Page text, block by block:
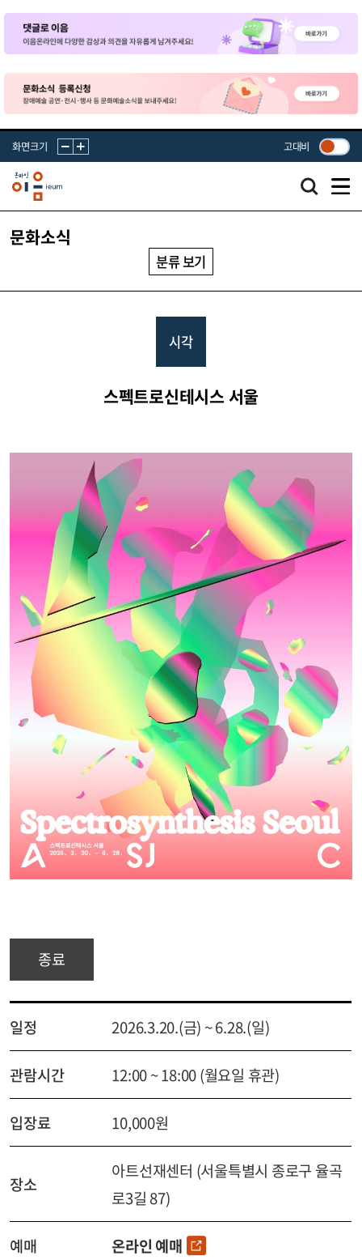
화면크기 고대비
문화소식
분류 보기
시각
스펙트로신테시스 서울
종료
일정 2026.3.20.(금) ~ 6.28.(일)
관람시간 12:00 ~ 18:00 (월요일 휴관)
입장료 10,000원
장소
아트선재센터 (서울특별시 종로구 율곡
로3길 87)
예매 온라인 예매